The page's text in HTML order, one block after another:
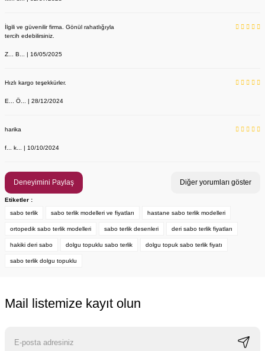
Labor Medikal Tekstil
İlgili ve güvenilir firma. Gönül rahatlığıyla
tercih edebilirsiniz.
Z... B... | 16/05/2025
Hızlı kargo teşekkürler.
E... Ö... | 28/12/2024
harika
f... k... | 10/10/2024
Deneyimini Paylaş Diğer yorumları göster
Etiketler :
sabo terlik
sabo terlik modelleri ve fiyatları hastane sabo terlik modelleri
ortopedik sabo terlik modelleri sabo terlik desenleri deri sabo terlik fiyatları
hakiki deri sabo dolgu topuklu sabo terlik dolgu topuk sabo terlik fiyatı
sabo terlik dolgu topuklu
Mail listemize kayıt olun